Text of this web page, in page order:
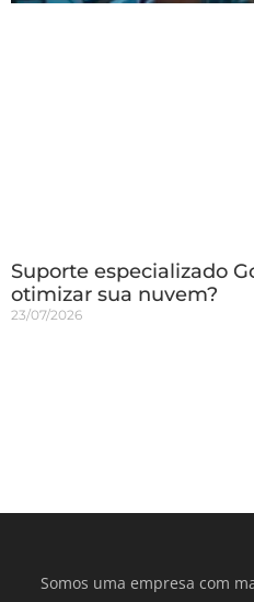
Suporte especializado
otimizar sua nuvem?
23/07/2026
Somos uma empresa com